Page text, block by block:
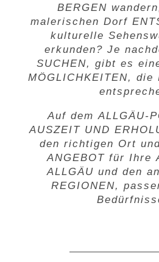
BERGEN
malerischen Dorf
kulturelle
erkunden? Je
SUCHEN, gibt es
MÖGLICHKEITEN, die
Auf dem ALLGÄU-
AUSZEIT UND
den richtigen Ort
ANGEBOT für Ihre
ALLGÄU und den
REGIONEN,